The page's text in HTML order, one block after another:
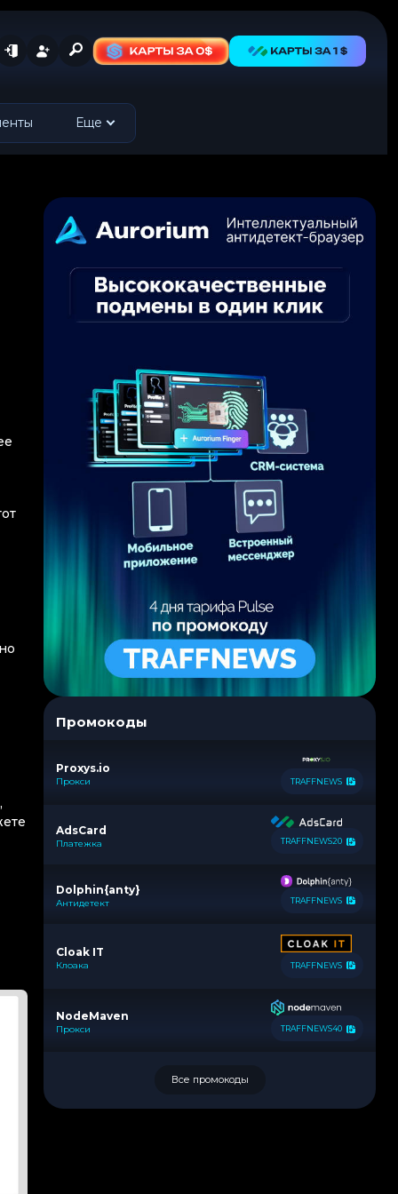
Еще
Промокоды
Proxys.io
Прокси TRAFFNEWS
AdsCard
Платежка TRAFFNEWS20
Dolphin{anty}
Антидетект TRAFFNEWS
Cloak IT
Клоака TRAFFNEWS
NodeMaven
Прокси TRAFFNEWS40
Все промокоды